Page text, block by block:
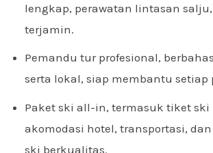
lengkap, perawatan lintasan
terjamin.
Pemandu tur profesional,
serta lokal, siap membantu setiap
Paket ski all-in, termasuk tiket ski
akomodasi hotel, transportasi,
ski berkualitas.